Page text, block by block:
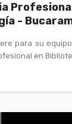
-
para su
en